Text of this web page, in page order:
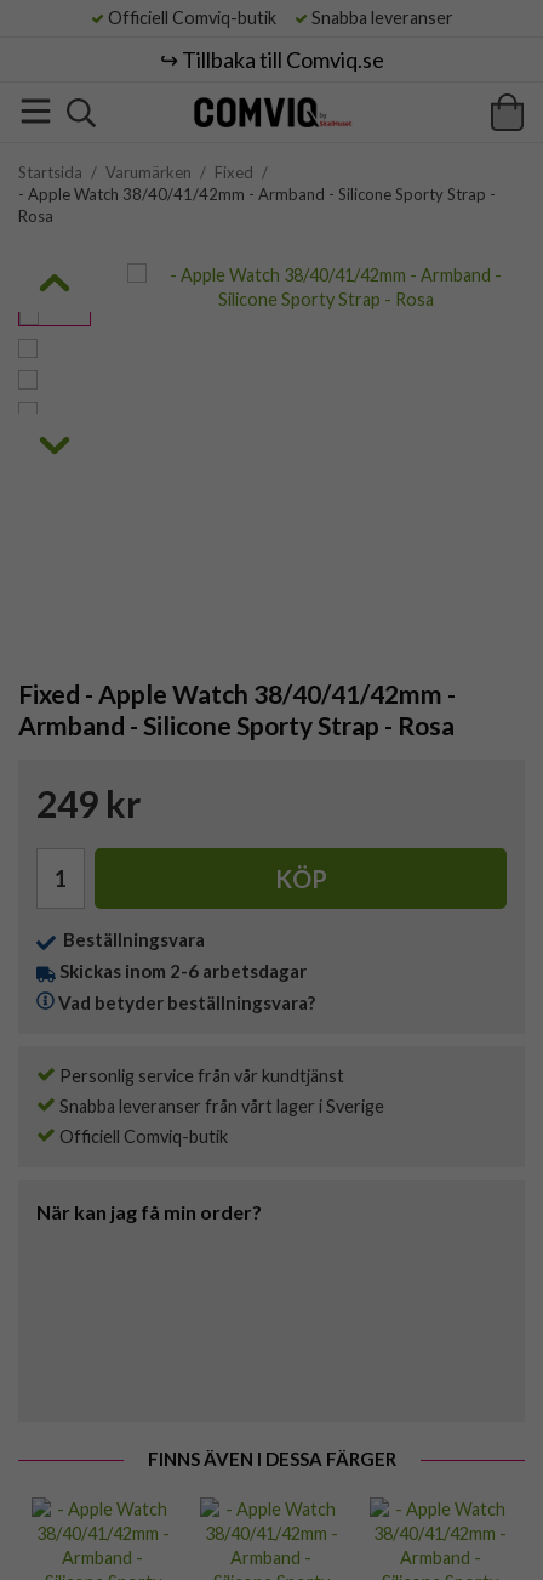
Officiell Comviq-butik Snabba leveranser
↪️ Tillbaka till Comviq.se
Startsida / Varumärken / Fixed /
- Apple Watch 38/40/41/42mm - Armband - Silicone Sporty Strap -
Rosa
Fixed - Apple Watch 38/40/41/42mm -
Armband - Silicone Sporty Strap - Rosa
249 kr
KÖP
Beställningsvara
Skickas inom 2-6 arbetsdagar
Vad betyder beställningsvara?
Personlig service från vår kundtjänst
Snabba leveranser från vårt lager i Sverige
Officiell Comviq-butik
När kan jag få min order?
FINNS ÄVEN I DESSA FÄRGER